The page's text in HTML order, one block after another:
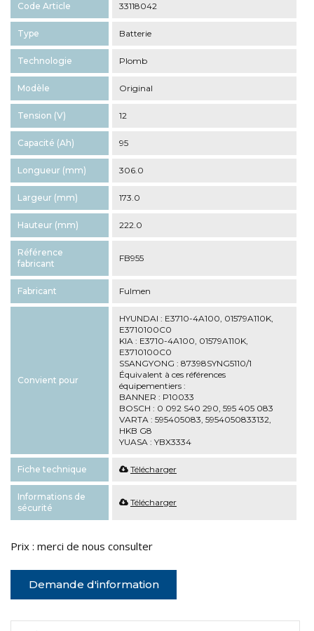
Code Article 33118042
Type Batterie
Technologie Plomb
Modèle Original
Tension (V) 12
Capacité (Ah) 95
Longueur (mm) 306.0
Largeur (mm) 173.0
Hauteur (mm) 222.0
Référence
fabricant
FB955
Fabricant Fulmen
Convient pour
HYUNDAI : E3710-4A100, 01579A110K,
E3710100C0
KIA : E3710-4A100, 01579A110K,
E3710100C0
SSANGYONG : 87398SYNG5110/1
Équivalent à ces références
équipementiers :
BANNER : P10033
BOSCH : 0 092 S40 290, 595 405 083
VARTA : 595405083, 5954050833132,
HKB G8
YUASA : YBX3334
Fiche technique Télécharger
Informations de
sécurité
Télécharger
Prix : merci de nous consulter
Demande d'information